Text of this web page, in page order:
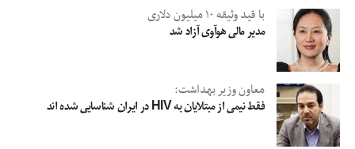
با قید وثیقه ۱۰ میلیون دلاری
مدیر مالی هوآوی آزاد شد
معاون وزیر بهداشت:‏
فقط نیمی از مبتلایان به HIV در ایران شناسایی شده اند